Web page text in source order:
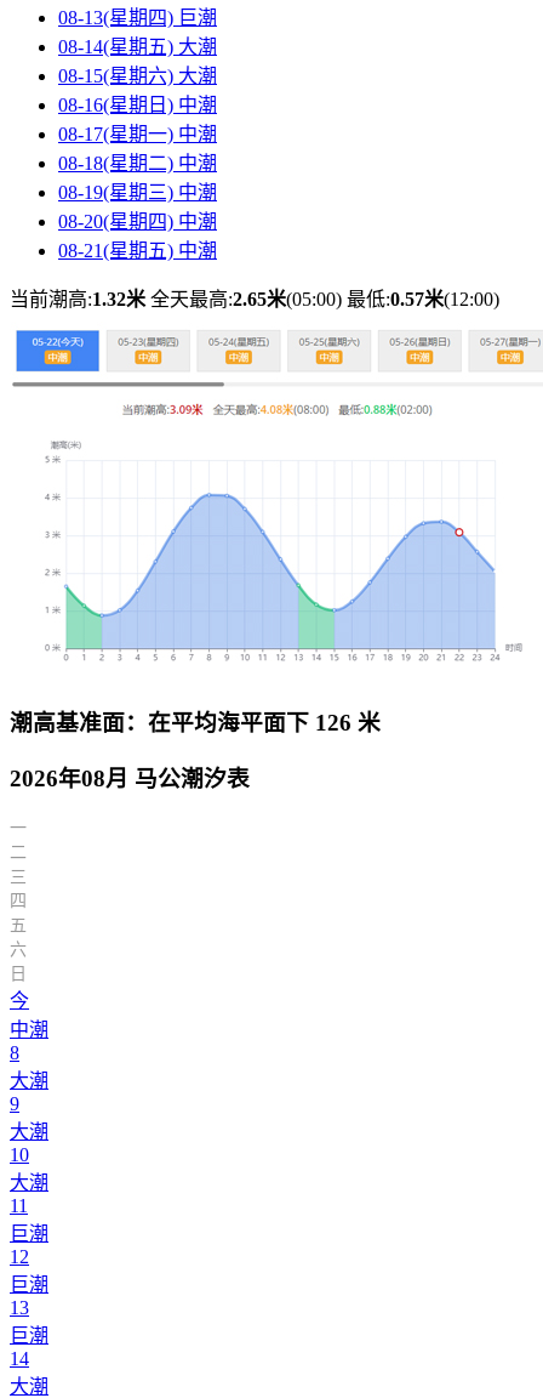
08-13(星期四) 巨潮
08-14(星期五) 大潮
08-15(星期六) 大潮
08-16(星期日) 中潮
08-17(星期一) 中潮
08-18(星期二) 中潮
08-19(星期三) 中潮
08-20(星期四) 中潮
08-21(星期五) 中潮
当前潮高:1.32米 全天最高:2.65米(05:00) 最低:0.57米(12:00)
潮高基准面：在平均海平面下 126 米
2026年08月 马公潮汐表
一
二
三
四
五
六
日
今
中潮
8
大潮
9
大潮
10
大潮
11
巨潮
12
巨潮
13
巨潮
14
大潮